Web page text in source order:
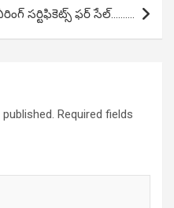
సర్టిఫికెట్స్ ఫర్ సేల్……….
Required fields